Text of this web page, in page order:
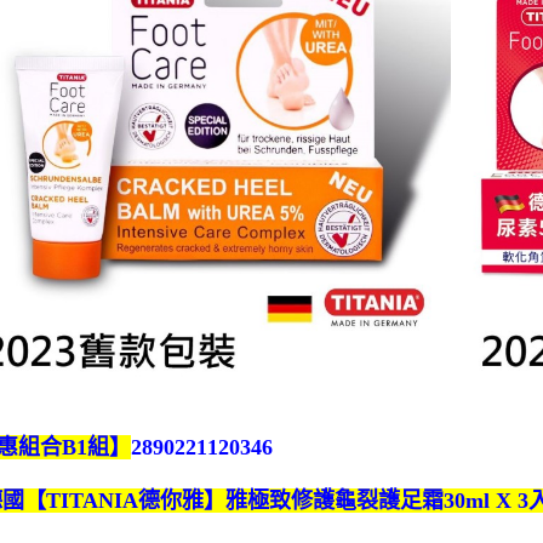
組合B1組】2890221120346
【TITANIA德你雅】雅極致修護龜裂護足霜30ml X 3